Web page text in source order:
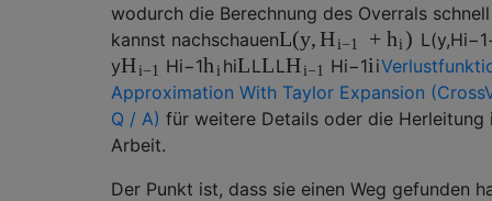
wodurch die Berechnung des Overrals
kannst nachschauenL(y, H i−1 + h i ) L(y,Hi−1
yHi−1 Hi−1h i hiLLLLHi−1 Hi−1i i
Approximation With Taylor Expansion
Q / A) für weitere Details oder die Herleitung
Arbeit.
Der Punkt ist, dass sie einen Weg gefunden